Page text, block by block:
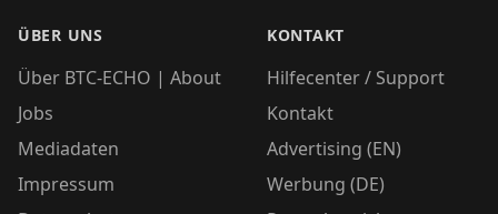
ÜBER UNS
Über BTC-ECHO | About
Jobs
Mediadaten
Impressum
KONTAKT
Hilfecenter / Support
Kontakt
Advertising (EN)
Werbung (DE)